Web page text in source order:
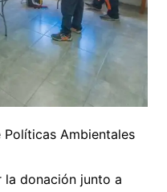
Ambientales
la donación junto a